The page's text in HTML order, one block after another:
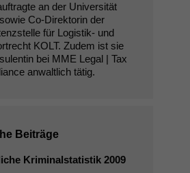
an der Universität
Co-Direktorin der
für Logistik- und
KOLT. Zudem ist sie
bei MME Legal | Tax
anwaltlich tätig.
Beiträge
Kriminalstatistik 2009